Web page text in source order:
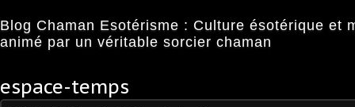
Blog Chaman Esotérisme : Culture ésotérique et
animé par un véritable sorcier chaman
espace-temps